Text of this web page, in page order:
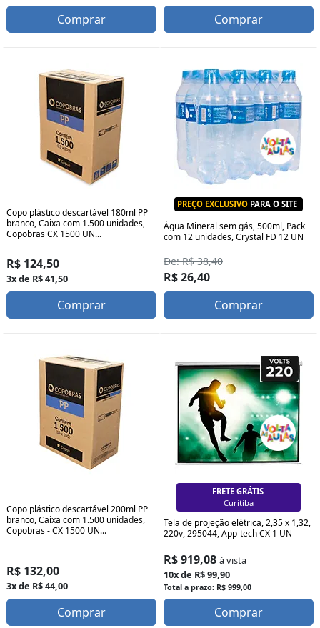
Comprar
Comprar
Copo plástico descartável 180ml PP
branco, Caixa com 1.500 unidades,
Copobras CX 1500 UN...
R$ 124,50
3x de R$ 41,50
Comprar
PREÇO EXCLUSIVO PARA O SITE
Água Mineral sem gás, 500ml, Pack
com 12 unidades, Crystal FD 12 UN
De: R$ 38,40
R$ 26,40
Comprar
Copo plástico descartável 200ml PP
branco, Caixa com 1.500 unidades,
Copobras - CX 1500 UN...
R$ 132,00
3x de R$ 44,00
Comprar
FRETE GRÁTIS
Curitiba
Tela de projeção elétrica, 2,35 x 1,32,
220v, 295044, App-tech CX 1 UN
R$ 919,08 à vista
10x de R$ 99,90
Total a prazo: R$ 999,00
Comprar